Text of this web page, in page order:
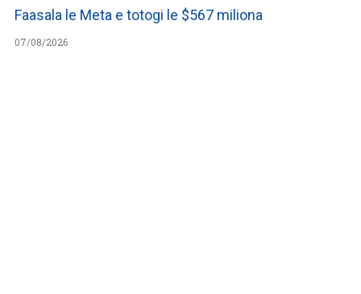
Faasala le Meta e totogi le $567 miliona
07/08/2026